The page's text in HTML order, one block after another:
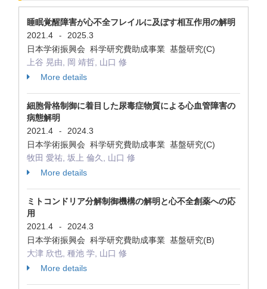
睡眠覚醒障害が心不全フレイルに及ぼす相互作用の解明
2021.4
-
2025.3
日本学術振興会 科学研究費助成事業 基盤研究(C)
上谷 晃由, 岡 靖哲, 山口 修
More details
細胞骨格制御に着目した尿毒症物質による心血管障害の
病態解明
2021.4
-
2024.3
日本学術振興会 科学研究費助成事業 基盤研究(C)
牧田 愛祐, 坂上 倫久, 山口 修
More details
ミトコンドリア分解制御機構の解明と心不全創薬への応
用
2021.4
-
2024.3
日本学術振興会 科学研究費助成事業 基盤研究(B)
大津 欣也, 種池 学, 山口 修
More details